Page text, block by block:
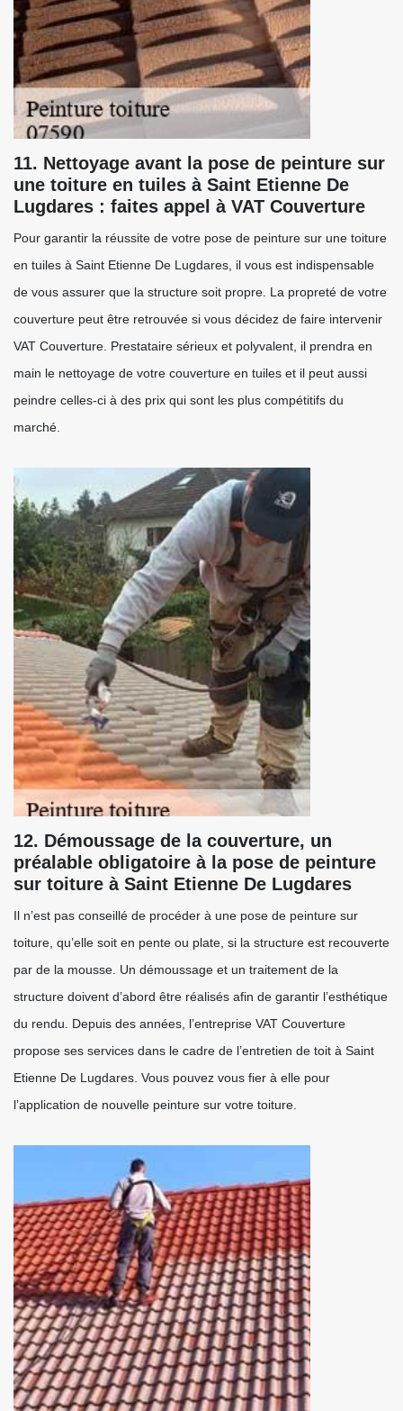
11. Nettoyage avant la pose de peinture sur
une toiture en tuiles à Saint Etienne De
Lugdares : faites appel à VAT Couverture
Pour garantir la réussite de votre pose de peinture sur une toiture
en tuiles à Saint Etienne De Lugdares, il vous est indispensable
de vous assurer que la structure soit propre. La propreté de votre
couverture peut être retrouvée si vous décidez de faire intervenir
VAT Couverture. Prestataire sérieux et polyvalent, il prendra en
main le nettoyage de votre couverture en tuiles et il peut aussi
peindre celles-ci à des prix qui sont les plus compétitifs du
marché.
12. Démoussage de la couverture, un
préalable obligatoire à la pose de peinture
sur toiture à Saint Etienne De Lugdares
Il n’est pas conseillé de procéder à une pose de peinture sur
toiture, qu’elle soit en pente ou plate, si la structure est recouverte
par de la mousse. Un démoussage et un traitement de la
structure doivent d’abord être réalisés afin de garantir l’esthétique
du rendu. Depuis des années, l’entreprise VAT Couverture
propose ses services dans le cadre de l’entretien de toit à Saint
Etienne De Lugdares. Vous pouvez vous fier à elle pour
l’application de nouvelle peinture sur votre toiture.